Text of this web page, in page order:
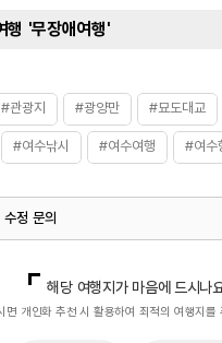
행 '무장애여행'
#관광지 #광양만 #묘도대교
#여수낚시 #여수여행 #여수
정 문의
해당 여행지가 마음에 드시나
면 개인화 추천 시 활용하여 최적의 여행지를